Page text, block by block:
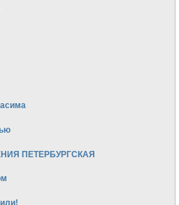
ПЕТЕРБУРГСКАЯ